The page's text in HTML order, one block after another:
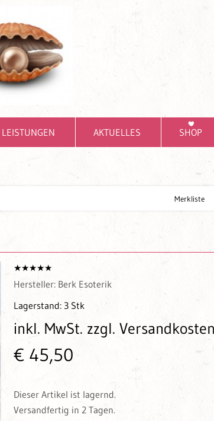
LEISTUNGEN AKTUELLES SHOP
Merkliste
Hersteller: Berk Esoterik
Lagerstand: 3 Stk
inkl. MwSt. zzgl. Versandkosten
€ 45,50
Dieser Artikel ist lagernd.
Versandfertig in 2 Tagen.